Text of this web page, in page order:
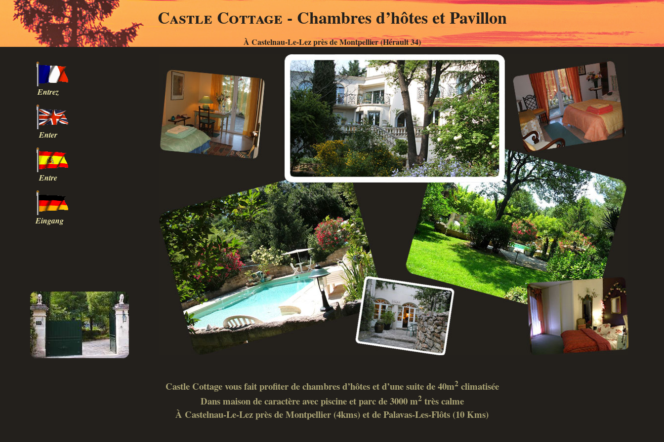
Castle Cottage - Chambres d’hôtes et Pavillon
À Castelnau-Le-Lez près de Montpellier (Hérault 34)
Entrez
Enter
Entre
Eingang
Castle Cottage vous fait profiter de chambres d’hôtes et d’une suite de 40m2climatisée
Dans maison de caractère avec piscine et parc de 3000 m2très calme
À Castelnau-Le-Lez près de Montpellier (4kms) et de Palavas-Les-Flôts (10 Kms)